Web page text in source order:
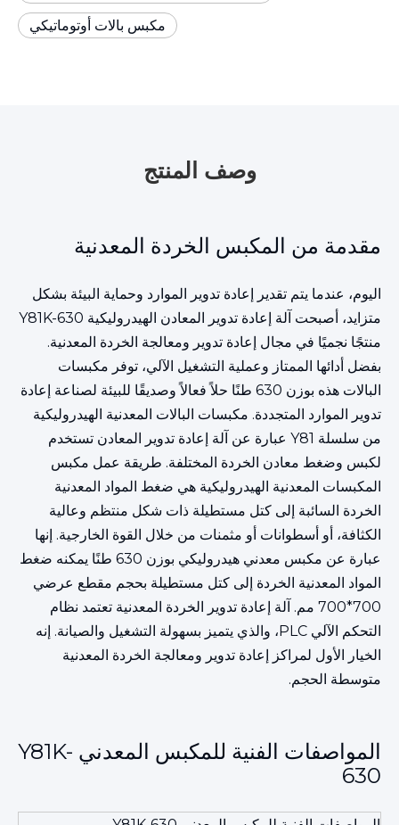
مكبس بالات أوتوماتيكي
وصف المنتج
مقدمة من المكبس الخردة المعدنية
اليوم، عندما يتم تقدير إعادة تدوير الموارد وحماية البيئة بشكل
متزايد، أصبحت آلة إعادة تدوير المعادن الهيدروليكية Y81K-630
منتجًا نجميًا في مجال إعادة تدوير ومعالجة الخردة المعدنية.
بفضل أدائها الممتاز وعملية التشغيل الآلي، توفر مكبسات
البالات هذه بوزن 630 طنًا حلاً فعالاً وصديقًا للبيئة لصناعة إعادة
تدوير الموارد المتجددة. مكبسات البالات المعدنية الهيدروليكية
من سلسلة Y81 عبارة عن آلة إعادة تدوير المعادن تستخدم
لكبس وضغط معادن الخردة المختلفة. طريقة عمل مكبس
المكبسات المعدنية الهيدروليكية هي ضغط المواد المعدنية
الخردة السائبة إلى كتل مستطيلة ذات شكل منتظم وعالية
الكثافة، أو أسطوانات أو مثمنات من خلال القوة الخارجية. إنها
عبارة عن مكبس معدني هيدروليكي بوزن 630 طنًا يمكنه ضغط
المواد المعدنية الخردة إلى كتل مستطيلة بحجم مقطع عرضي
700*700 مم. آلة إعادة تدوير الخردة المعدنية تعتمد نظام
التحكم الآلي PLC، والذي يتميز بسهولة التشغيل والصيانة. إنه
الخيار الأول لمراكز إعادة تدوير ومعالجة الخردة المعدنية
متوسطة الحجم.
المواصفات الفنية للمكبس المعدني Y81K-
630